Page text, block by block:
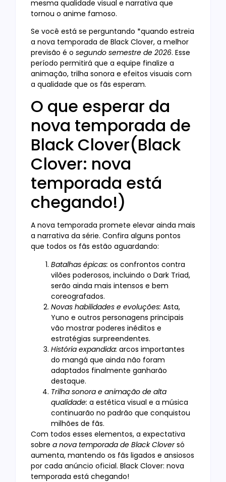
mesma qualidade visual e narrativa que
tornou o anime famoso.
Se você está se perguntando *quando estreia
a nova temporada de Black Clover, a melhor
previsão é o segundo semestre de 2026. Esse
período permitirá que a equipe finalize a
animação, trilha sonora e efeitos visuais com
a qualidade que os fãs esperam.
O que esperar da
nova temporada de
Black Clover(Black
Clover: nova
temporada está
chegando!)
A nova temporada promete elevar ainda mais
a narrativa da série. Confira alguns pontos
que todos os fãs estão aguardando:
Batalhas épicas: os confrontos contra
vilões poderosos, incluindo o Dark Triad,
serão ainda mais intensos e bem
coreografados.
Novas habilidades e evoluções: Asta,
Yuno e outros personagens principais
vão mostrar poderes inéditos e
estratégias surpreendentes.
História expandida: arcos importantes
do mangá que ainda não foram
adaptados finalmente ganharão
destaque.
Trilha sonora e animação de alta
qualidade: a estética visual e a música
continuarão no padrão que conquistou
milhões de fãs.
Com todos esses elementos, a expectativa
sobre a nova temporada de Black Cloversó
aumenta, mantendo os fãs ligados e ansiosos
por cada anúncio oficial. Black Clover: nova
temporada está chegando!